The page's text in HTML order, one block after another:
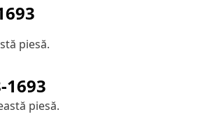
piesă.
1693
piesă.